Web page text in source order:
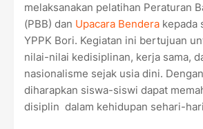
melaksanakan pelatihan Peraturan
(PBB) dan Upacara Bendera kepada
YPPK Bori. Kegiatan ini bertujuan
nilai-nilai kedisiplinan, kerja sama,
nasionalisme sejak usia dini.
diharapkan siswa-siswi dapat
disiplin dalam kehidupan sehari-